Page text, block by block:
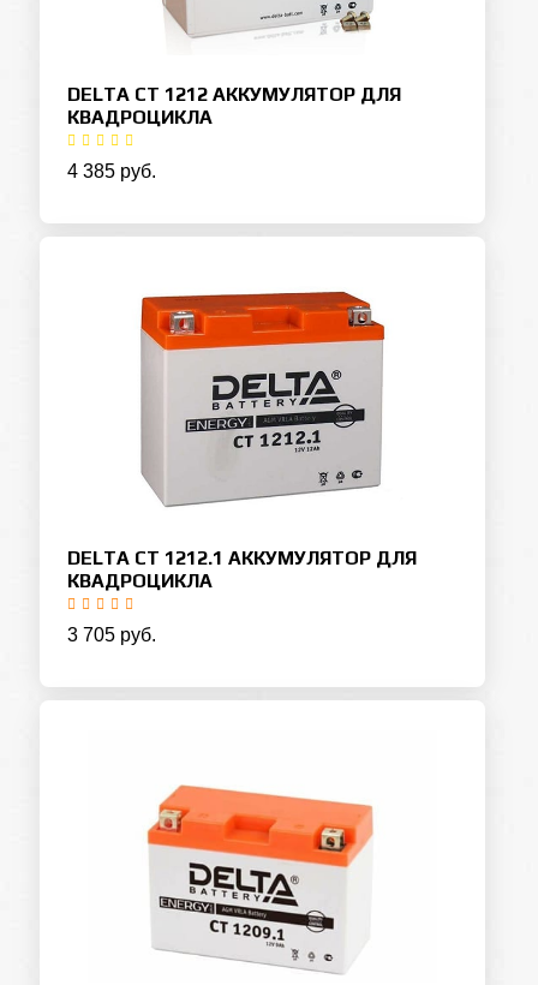
DELTA CT 1212 АККУМУЛЯТОР ДЛЯ
КВАДРОЦИКЛА
4 385 руб.
DELTA CT 1212.1 АККУМУЛЯТОР ДЛЯ
КВАДРОЦИКЛА
3 705 руб.